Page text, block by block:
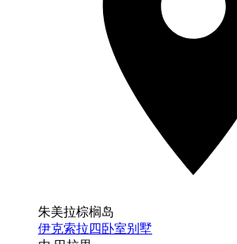
朱美拉棕榈岛
伊克索拉四卧室别墅